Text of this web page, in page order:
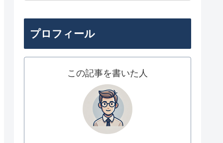
プロフィール
この記事を書いた人